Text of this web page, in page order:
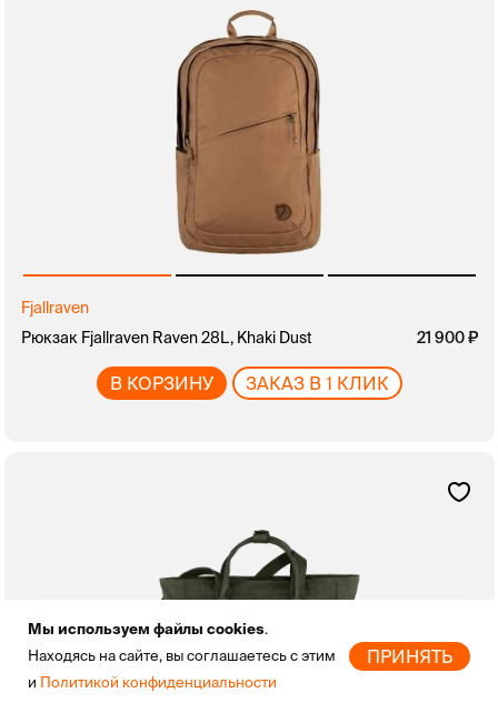
Fjallraven
Рюкзак Fjallraven Raven 28L, Khaki Dust
21 900
В КОРЗИНУ ЗАКАЗ В 1 КЛИК
Мы используем файлы cookies.
Находясь на сайте, вы соглашаетесь с этим
и Политикой конфиденциальности
ПРИНЯТЬ